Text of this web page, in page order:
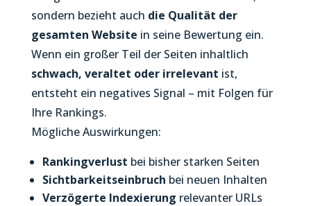
sondern bezieht auch die Qualität der
gesamten Website in seine Bewertung ein.
Wenn ein großer Teil der Seiten inhaltlich
schwach, veraltet oder irrelevant ist,
entsteht ein negatives Signal – mit Folgen für
Ihre Rankings.
Mögliche Auswirkungen:
Rankingverlust bei bisher starken Seiten
Sichtbarkeitseinbruch bei neuen Inhalten
Verzögerte Indexierung relevanter URLs